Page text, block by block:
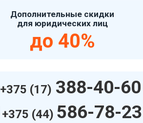
Дополнительные скидки
для юридических лиц
до 40%
+375 (17) 388-40-60
+375 (44) 586-78-23